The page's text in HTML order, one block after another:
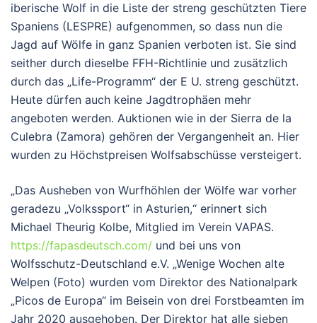
iberische Wolf in die Liste der streng geschützten Tiere
Spaniens (LESPRE) aufgenommen, so dass nun die
Jagd auf Wölfe in ganz Spanien verboten ist. Sie sind
seither durch dieselbe FFH-Richtlinie und zusätzlich
durch das „Life-Programm“ der E U. streng geschützt.
Heute dürfen auch keine Jagdtrophäen mehr
angeboten werden. Auktionen wie in der Sierra de la
Culebra (Zamora) gehören der Vergangenheit an. Hier
wurden zu Höchstpreisen Wolfsabschüsse versteigert.
„Das Ausheben von Wurfhöhlen der Wölfe war vorher
geradezu „Volkssport“ in Asturien,“ erinnert sich
Michael Theurig Kolbe, Mitglied im Verein VAPAS.
https://fapasdeutsch.com/ und bei uns von
Wolfsschutz-Deutschland e.V. „Wenige Wochen alte
Welpen (Foto) wurden vom Direktor des Nationalpark
„Picos de Europa“ im Beisein von drei Forstbeamten im
Jahr 2020 ausgehoben. Der Direktor hat alle sieben